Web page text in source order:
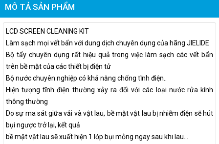
MÔ TẢ SẢN PHẨM
LCD SCREEN CLEANING KIT
Làm sạch mọi vết bẩn với dung dịch chuyên dụng của hãng JIELIDE
Bộ tẩy chuyên dụng rất hiệu quả trong việc làm sạch các vết bẩn
trên bề mặt của các thiết bị điện tử
Bộ nước chuyên nghiệp có khả năng chống tĩnh điện..
Hiện tượng tĩnh điện thường xảy ra đối với các loại nước rửa kính
thông thường
Do sự ma sát giữa vải và vật lau, bề mặt vật lau bị nhiễm điện sẽ hút
bụi ngược trở lại, kết quả
bề mặt vật lau sẽ xuất hiện 1 lớp bụi mỏng ngay sau khi lau...